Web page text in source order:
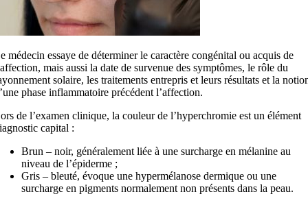
médecin essaye de déterminer le caractère congénital ou acquis de
mais aussi la date de survenue des symptômes, le rôle du
solaire, les traitements entrepris et leurs résultats et la
phase inflammatoire précédent l’affection.
de l’examen clinique, la couleur de l’hyperchromie est un élément
capital :
Brun – noir, généralement liée à une surcharge en mélanine au
niveau de l’épiderme ;
Gris – bleuté, évoque une hypermélanose dermique ou une
surcharge en pigments normalement non présents dans la peau.